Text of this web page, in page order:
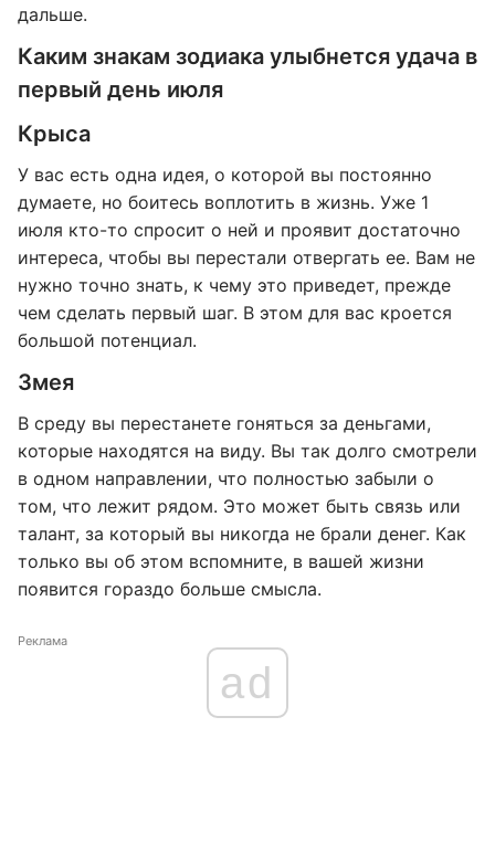
дальше.
Каким знакам зодиака улыбнется удача в
первый день июля
Крыса
У вас есть одна идея, о которой вы постоянно
думаете, но боитесь воплотить в жизнь. Уже 1
июля кто-то спросит о ней и проявит достаточно
интереса, чтобы вы перестали отвергать ее. Вам не
нужно точно знать, к чему это приведет, прежде
чем сделать первый шаг. В этом для вас кроется
большой потенциал.
Змея
В среду вы перестанете гоняться за деньгами,
которые находятся на виду. Вы так долго смотрели
в одном направлении, что полностью забыли о
том, что лежит рядом. Это может быть связь или
талант, за который вы никогда не брали денег. Как
только вы об этом вспомните, в вашей жизни
появится гораздо больше смысла.
Реклама
ad